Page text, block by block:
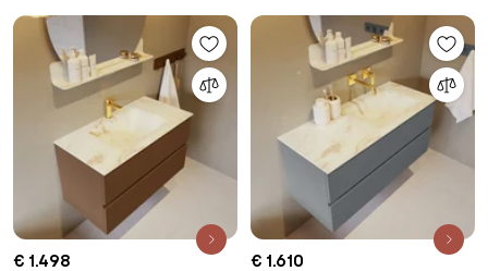
€ 1.498 € 1.610